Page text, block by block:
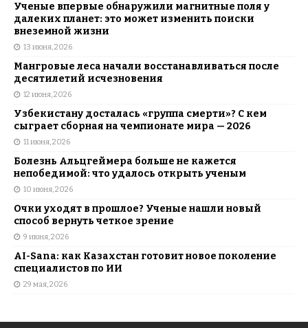
Ученые впервые обнаружили магнитные поля у
далеких планет: это может изменить поиски
внеземной жизни
13 июня, 2026
Мангровые леса начали восстанавливаться после
десятилетий исчезновения
12 июня, 2026
Узбекистану досталась «группа смерти»? С кем
сыграет сборная на чемпионате мира — 2026
11 июня, 2026
Болезнь Альцгеймера больше не кажется
непобедимой: что удалось открыть ученым
10 июня, 2026
Очки уходят в прошлое? Ученые нашли новый
способ вернуть четкое зрение
9 июня, 2026
AI-Sana: как Казахстан готовит новое поколение
специалистов по ИИ
29 мая, 2026